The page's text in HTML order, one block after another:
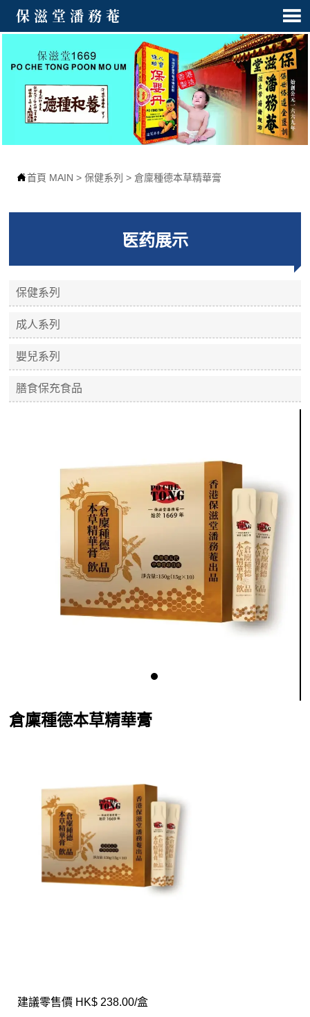
保滋堂潘務菴 
首頁 MAIN >保健系列 >倉廩種德本草精華膏
医药展示
保健系列
成人系列
嬰兒系列
膳食保充食品
倉廩種德本草精華膏
建議零售價 HK$ 238.00/盒